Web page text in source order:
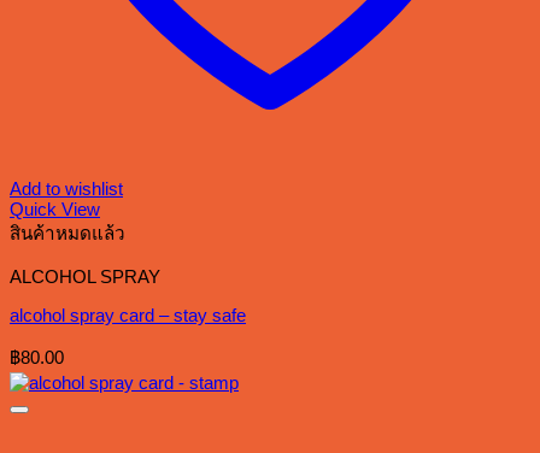
Add to wishlist
Quick View
สินค้าหมดแล้ว
ALCOHOL SPRAY
alcohol spray card – stay safe
฿80.00